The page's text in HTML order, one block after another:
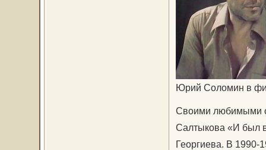
Юрий Соломин в
Своими любимыми
Салтыкова «И был
Георгиева. В